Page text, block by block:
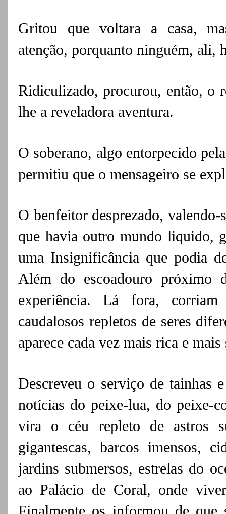
Gritou que voltara a casa,
atenção, porquanto ninguém, ali,
Ridiculizado, procurou, então, o
lhe a reveladora aventura.
O soberano, algo entorpecido
permitiu que o mensageiro se
O benfeitor desprezado, valendo-
que havia outro mundo liquido,
uma Insignificância que podia
Além do escoadouro próximo
experiência. Lá fora,
caudalosos repletos de seres
aparece cada vez mais rica e
Descreveu o serviço de tainhas
notícias do peixe-lua, do peixe-
vira o céu repleto de astros
gigantescas, barcos imensos,
jardins submersos, estrelas do
ao Palácio de Coral, onde